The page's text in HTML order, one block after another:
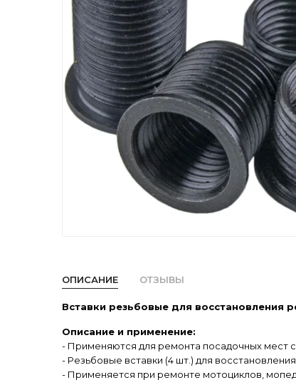
ОПИСАНИЕ ОТЗЫВЫ
Вставки резьбовые для восстановления
Описание и применение:
- Применяются для ремонта посадочных мест
- Резьбовые вставки (4 шт.) для
- Применяется при ремонте мотоциклов,